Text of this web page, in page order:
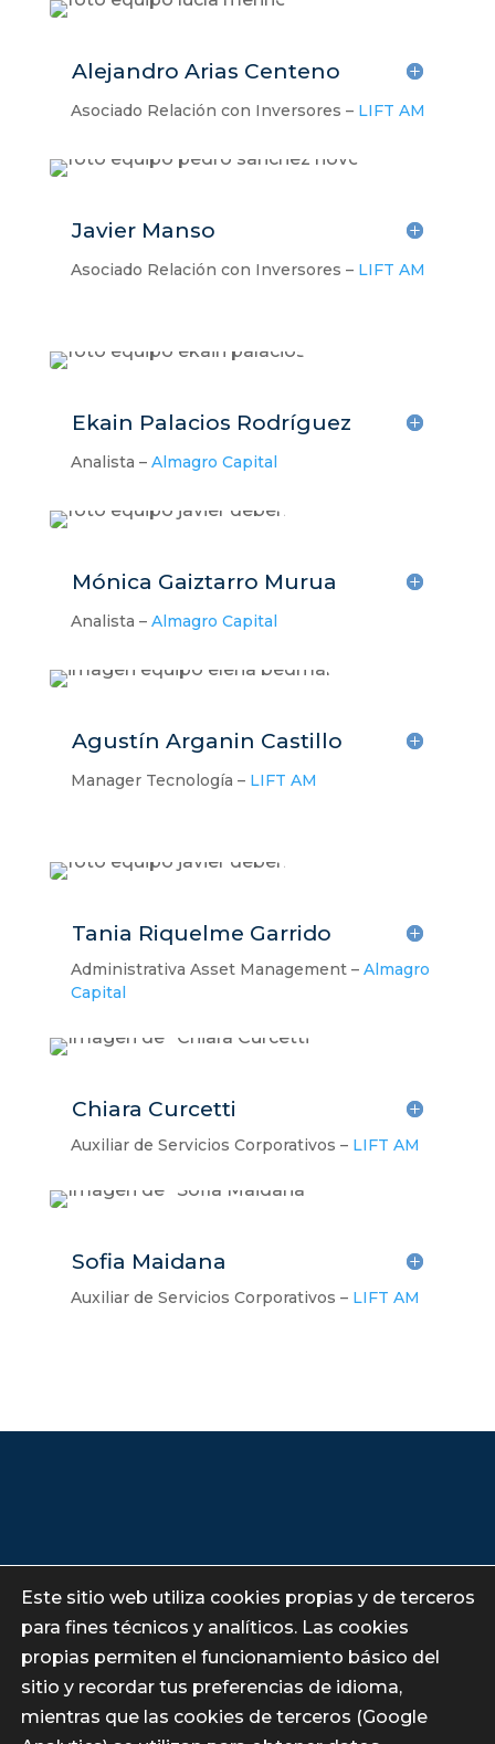
Alejandro Arias Centeno
Asociado Relación con Inversores – LIFT AM
Javier Manso
Asociado Relación con Inversores – LIFT AM
Ekain Palacios Rodríguez
Analista – Almagro Capital
Mónica Gaiztarro Murua
Analista – Almagro Capital
Agustín Arganin Castillo
Manager Tecnología – LIFT AM
Tania Riquelme Garrido
Administrativa Asset Management – Almagro
Capital
Chiara Curcetti
Auxiliar de Servicios Corporativos – LIFT AM
Sofia Maidana
Auxiliar de Servicios Corporativos – LIFT AM
Paseo de Recoletos 16. 7ª Planta
28001 Madrid
Este sitio web utiliza cookies propias y de terceros
para fines técnicos y analíticos. Las cookies
propias permiten el funcionamiento básico del
sitio y recordar tus preferencias de idioma,
mientras que las cookies de terceros (Google